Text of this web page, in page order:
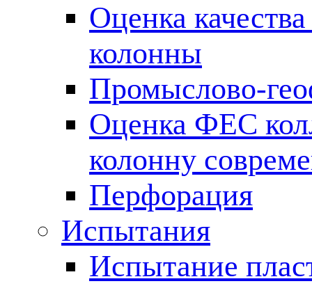
Оценка
колонны
Промыслово-
Оценка ФЕС
колонну
Перфорация
Испытания
Испытание